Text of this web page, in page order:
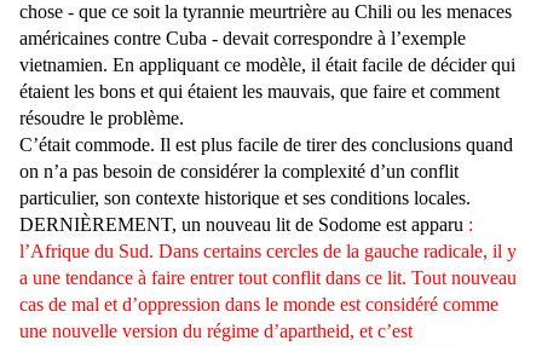
chose - que ce soit la tyrannie meurtrière au Chili ou les menaces
américaines contre Cuba - devait correspondre à l’exemple
vietnamien. En appliquant ce modèle, il était facile de décider qui
étaient les bons et qui étaient les mauvais, que faire et comment
résoudre le problème.
C’était commode. Il est plus facile de tirer des conclusions quand
on n’a pas besoin de considérer la complexité d’un conflit
particulier, son contexte historique et ses conditions locales.
DERNIÈREMENT, un nouveau lit de Sodome est apparu :
l’Afrique du Sud. Dans certains cercles de la gauche radicale, il y
a une tendance à faire entrer tout conflit dans ce lit. Tout nouveau
cas de mal et d’oppression dans le monde est considéré comme
une nouvelle version du régime d’apartheid, et c’est